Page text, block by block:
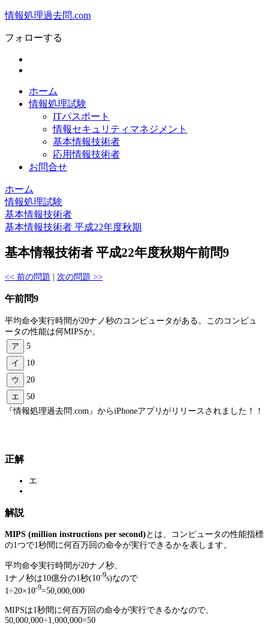
情報処理過去問.com
フォローする
ホーム
情報処理試験
ITパスポート
情報セキュリティマネジメント
基本情報技術者
応用情報技術者
お問合せ
ホーム
情報処理試験
基本情報技術者
基本情報技術者 平成22年度秋期
基本情報技術者 平成22年度秋期午前問9
<< 前の問題 次の問題 >>
午前問9
平均命令実行時間が20ナノ秒のコンピュータがある。このコンピュ
ータの性能は何MIPSか。
ア
5
イ
10
ウ
20
エ
50
『情報処理過去問.com』からiPhoneアプリがリリースされました！！
正解
エ
解説
MIPS (million instructions per second) とは、コンピュータの性能指標
の1つで1秒間に何百万回の命令が実行できるかを表します。
平均命令実行時間が20ナノ秒、
1ナノ秒は10億分の1秒(10-9s)なので
1÷20×10-9=50,000,000
MIPSは1秒間に何百万回の命令が実行できるかなので、
50,000,000÷1,000,000=50